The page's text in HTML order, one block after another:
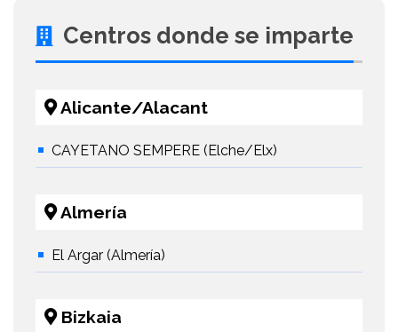
Centros donde se imparte
Alicante/Alacant
CAYETANO SEMPERE (Elche/Elx)
Almería
El Argar (Almería)
Bizkaia